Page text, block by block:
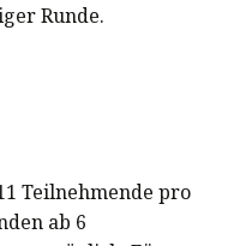
Runde.
Teilnehmende pro
ab 6